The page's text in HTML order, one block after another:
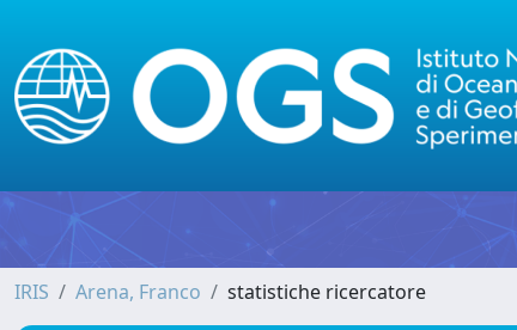
IRIS Arena, Franco statistiche ricercatore